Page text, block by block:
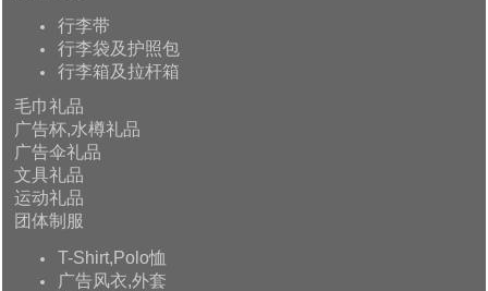
行李带
行李袋及护照包
行李箱及拉杆箱
毛巾礼品
广告杯,水樽礼品
广告伞礼品
文具礼品
运动礼品
团体制服
T-Shirt,Polo恤
广告风衣,外套